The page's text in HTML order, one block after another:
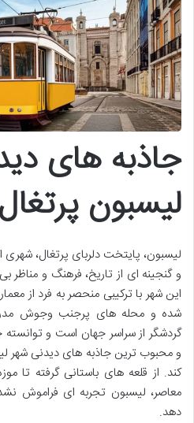
جاذبه های
لیسبون پرتغال
لیسبون، پایتخت دلربای پرتغال،
و گنجینه ای از تاریخ، فرهنگ و
این شهر با ترکیبی منحصر به فرد از
شده و محله های پرجنب وجوش
گردشگر از سراسر جهان است و توانسته
و محبوب ترین جاذبه های دیدنی شهر
کند. از قلعه های باستانی گرفته تا
معاصر، لیسبون تجربه ای فراموش
دهد.